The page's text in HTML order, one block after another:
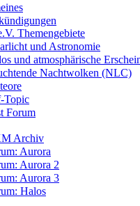
Themengebiete
und Astronomie
und atmosphärische
Nachtwolken (NLC)
Forum
Archiv
Aurora
Aurora 2
Aurora 3
Halos